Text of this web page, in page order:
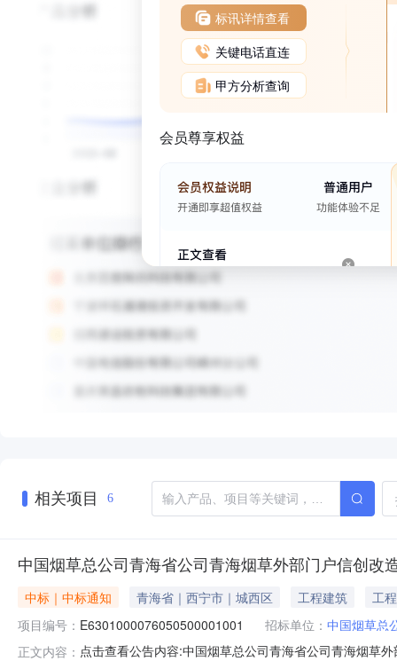
标讯详情查看
关键电话直连
甲方分析查询
会员尊享权益
相关项目 6
中国烟草总公司青海省公司青海烟草外部门户信创改
中标｜中标通知 青海省｜西宁市｜城西区 工程建筑
工程
项目编号： E6301000076050500001001 招标单位： 中国烟草总
正文内容： 点击查看公告内容:中国烟草总公司青海省公司青海烟草